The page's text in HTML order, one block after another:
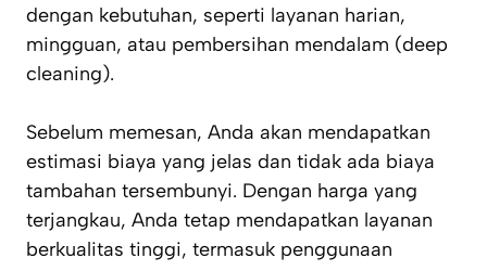
dengan kebutuhan, seperti layanan harian,
mingguan, atau pembersihan mendalam (deep
cleaning).
Sebelum memesan, Anda akan mendapatkan
estimasi biaya yang jelas dan tidak ada biaya
tambahan tersembunyi. Dengan harga yang
terjangkau, Anda tetap mendapatkan layanan
berkualitas tinggi, termasuk penggunaan